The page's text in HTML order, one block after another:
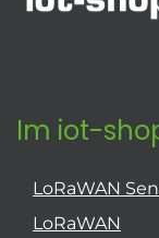
Im iot-
LoRaWAN
LoRaWAN